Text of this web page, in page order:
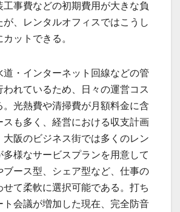
工事費などの初期費用が大きな負
が、レンタルオフィスではこうし
ットできる。
道・インターネット回線などの管
われているため、日々の運営コス
。光熱費や清掃費が月額料金に含
スも多く、経営における収支計画
大阪のビジネス街では多くのレン
多様なサービスプランを用意して
ブース型、シェア型など、仕事の
せて柔軟に選択可能である。打ち
ト会議が増加した現在、完全防音